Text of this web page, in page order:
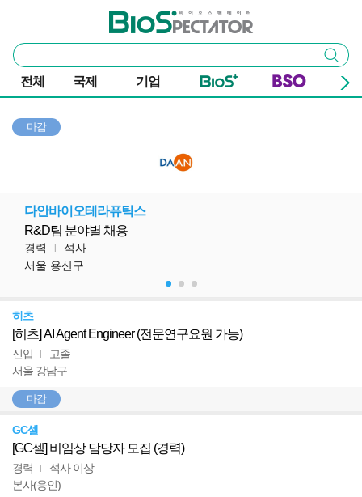
바이오스펙테이터
통
합
검
색
검색
전체 국제 기업
마감
다안바이오테라퓨틱스
R&D팀 분야별 채용
경력
석사
서울 용산구
히츠
[히츠] AI Agent Engineer (전문연구요원 가능)
신입
고졸
서울 강남구
마감
GC셀
[GC셀] 비임상 담당자 모집 (경력)
경력
석사 이상
본사(용인)